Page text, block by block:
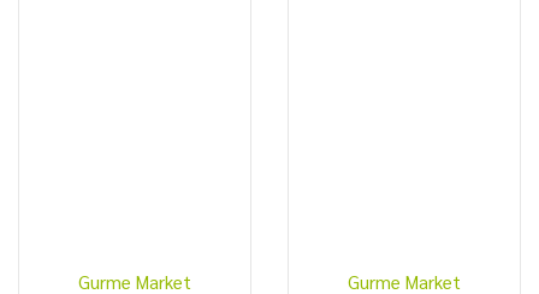
Gurme Market Gurme Market